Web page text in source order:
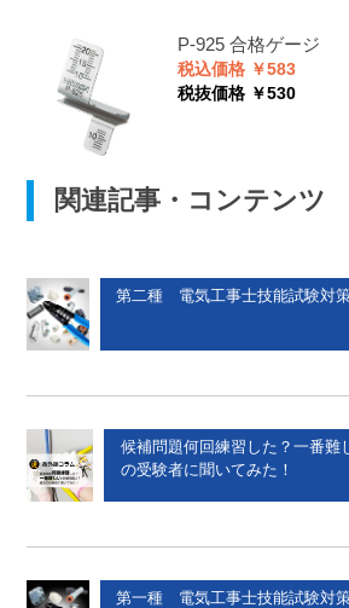
P-925 合格ゲージ
税込価格 ￥583
税抜価格 ￥530
関連記事・コンテンツ
第二種 電気工事士技能試験対
候補問題何回練習した？一番難
の受験者に聞いてみた！
第一種 電気工事士技能試験対